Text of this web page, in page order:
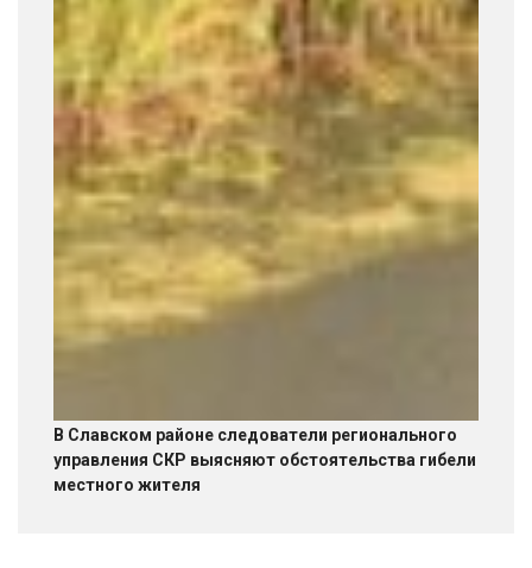
В Славском районе следователи регионального
управления СКР выясняют обстоятельства гибели
местного жителя